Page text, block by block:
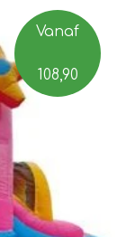
Vanaf
108,90